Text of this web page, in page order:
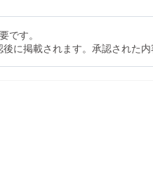
です。
に掲載されます。承認された内